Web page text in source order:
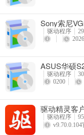
Sony索尼
驱动
驱动程序
ASUS华硕
驱动程序
0200
驱动精灵客
驱动程序